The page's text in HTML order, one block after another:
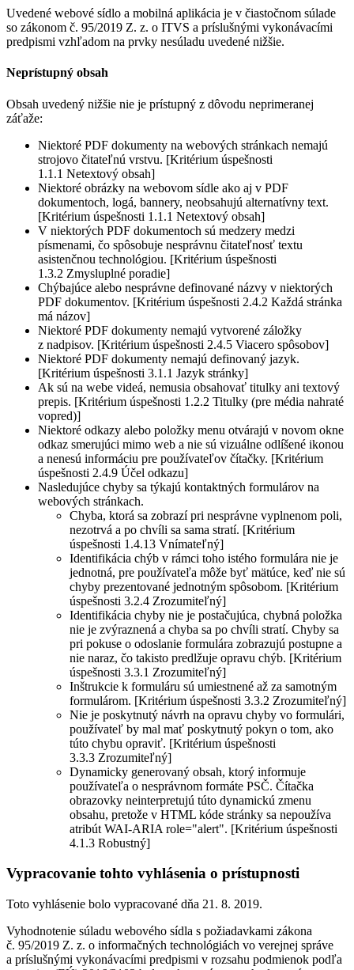
Uvedené webové sídlo a mobilná aplikácia je v čiastočnom súlade
so zákonom č. 95/2019 Z. z. o ITVS a príslušnými vykonávacími
predpismi vzhľadom na prvky nesúladu uvedené nižšie.
Neprístupný obsah
Obsah uvedený nižšie nie je prístupný z dôvodu neprimeranej
záťaže:
Niektoré PDF dokumenty na webových stránkach nemajú
strojovo čitateľnú vrstvu. [Kritérium úspešnosti
1.1.1 Netextový obsah]
Niektoré obrázky na webovom sídle ako aj v PDF
dokumentoch, logá, bannery, neobsahujú alternatívny text.
[Kritérium úspešnosti 1.1.1 Netextový obsah]
V niektorých PDF dokumentoch sú medzery medzi
písmenami, čo spôsobuje nesprávnu čitateľnosť textu
asistenčnou technológiou. [Kritérium úspešnosti
1.3.2 Zmysluplné poradie]
Chýbajúce alebo nesprávne definované názvy v niektorých
PDF dokumentov. [Kritérium úspešnosti 2.4.2 Každá stránka
má názov]
Niektoré PDF dokumenty nemajú vytvorené záložky
z nadpisov. [Kritérium úspešnosti 2.4.5 Viacero spôsobov]
Niektoré PDF dokumenty nemajú definovaný jazyk.
[Kritérium úspešnosti 3.1.1 Jazyk stránky]
Ak sú na webe videá, nemusia obsahovať titulky ani textový
prepis. [Kritérium úspešnosti 1.2.2 Titulky (pre média nahraté
vopred)]
Niektoré odkazy alebo položky menu otvárajú v novom okne
odkaz smerujúci mimo web a nie sú vizuálne odlíšené ikonou
a nenesú informáciu pre používateľov čítačky. [Kritérium
úspešnosti 2.4.9 Účel odkazu]
Nasledujúce chyby sa týkajú kontaktných formulárov na
webových stránkach.
Chyba, ktorá sa zobrazí pri nesprávne vyplnenom poli,
nezotrvá a po chvíli sa sama stratí. [Kritérium
úspešnosti 1.4.13 Vnímateľný]
Identifikácia chýb v rámci toho istého formulára nie je
jednotná, pre používateľa môže byť mätúce, keď nie sú
chyby prezentované jednotným spôsobom. [Kritérium
úspešnosti 3.2.4 Zrozumiteľný]
Identifikácia chyby nie je postačujúca, chybná položka
nie je zvýraznená a chyba sa po chvíli stratí. Chyby sa
pri pokuse o odoslanie formulára zobrazujú postupne a
nie naraz, čo takisto predlžuje opravu chýb. [Kritérium
úspešnosti 3.3.1 Zrozumiteľný]
Inštrukcie k formuláru sú umiestnené až za samotným
formulárom. [Kritérium úspešnosti 3.3.2 Zrozumiteľný]
Nie je poskytnutý návrh na opravu chyby vo formulári,
používateľ by mal mať poskytnutý pokyn o tom, ako
túto chybu opraviť. [Kritérium úspešnosti
3.3.3 Zrozumiteľný]
Dynamicky generovaný obsah, ktorý informuje
používateľa o nesprávnom formáte PSČ. Čítačka
obrazovky neinterpretujú túto dynamickú zmenu
obsahu, pretože v HTML kóde stránky sa nepoužíva
atribút WAI-ARIA role="alert". [Kritérium úspešnosti
4.1.3 Robustný]
Vypracovanie tohto vyhlásenia o prístupnosti
Toto vyhlásenie bolo vypracované dňa 21. 8. 2019.
Vyhodnotenie súladu webového sídla s požiadavkami zákona
č. 95/2019 Z. z. o informačných technológiách vo verejnej správe
a príslušnými vykonávacími predpismi v rozsahu podmienok podľa